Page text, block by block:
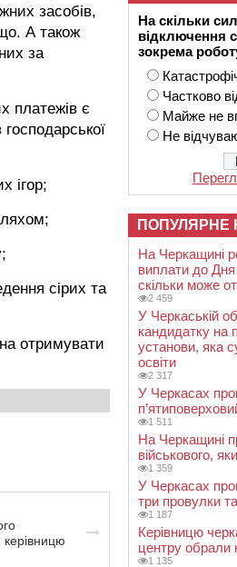
засобів,
А також
за
платежів є
ігор;
сірих та
отримувати
керівницю
На скільки
відключення
зокрема
Частково
Майже не
Не
ПОПУЛЯРНЕ
На Черкащині
виплати до Дня
скільки може
2 459
У Черкаській
кандидатку на
установи, яка
освіти
2 317
У Черкасах
1 511
На Черкащині
військового,
1 359
У Черкасах
три провулки
1 187
Керівницю
центру обрали
1 135